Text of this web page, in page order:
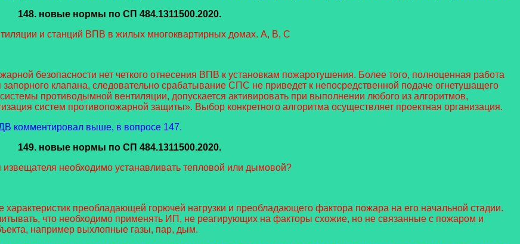
148. новые нормы по СП 484.1311500.2020.
и станций ВПВ в жилых многоквартирных домах. А, В, С
безопасности нет четкого отнесения ВПВ к установкам пожаротушения. Более того, полноценная работа
клапана, следовательно срабатывание СПС не приведет к непосредственной подаче огнетушащего
противодымной вентиляции, допускается активировать при выполнении любого из алгоритмов,
систем противопожарной защиты». Выбор конкретного алгоритма осуществляет проектная организация.
комментировал выше, в вопросе 147.
149. новые нормы по СП 484.1311500.2020.
необходимо устанавливать тепловой или дымовой?
преобладающей горючей нагрузки и преобладающего фактора пожара на его начальной стадии.
что необходимо применять ИП, не реагирующих на факторы схожие, но не связанные с пожаром и
например выхлопные газы, пар, дым.